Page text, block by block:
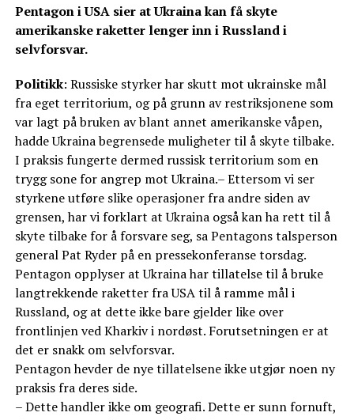
Pentagon i USA sier at Ukraina kan få skyte
amerikanske raketter lenger inn i Russland i
selvforsvar.
Politikk: Russiske styrker har skutt mot ukrainske mål
fra eget territorium, og på grunn av restriksjonene som
var lagt på bruken av blant annet amerikanske våpen,
hadde Ukraina begrensede muligheter til å skyte tilbake.
I praksis fungerte dermed russisk territorium som en
trygg sone for angrep mot Ukraina.– Ettersom vi ser
styrkene utføre slike operasjoner fra andre siden av
grensen, har vi forklart at Ukraina også kan ha rett til å
skyte tilbake for å forsvare seg, sa Pentagons talsperson
general Pat Ryder på en pressekonferanse torsdag.
Pentagon opplyser at Ukraina har tillatelse til å bruke
langtrekkende raketter fra USA til å ramme mål i
Russland, og at dette ikke bare gjelder like over
frontlinjen ved Kharkiv i nordøst. Forutsetningen er at
det er snakk om selvforsvar.
Pentagon hevder de nye tillatelsene ikke utgjør noen ny
praksis fra deres side.
– Dette handler ikke om geografi. Dette er sunn fornuft,